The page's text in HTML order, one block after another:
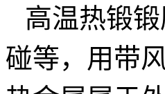
高温热锻
碰等，用带